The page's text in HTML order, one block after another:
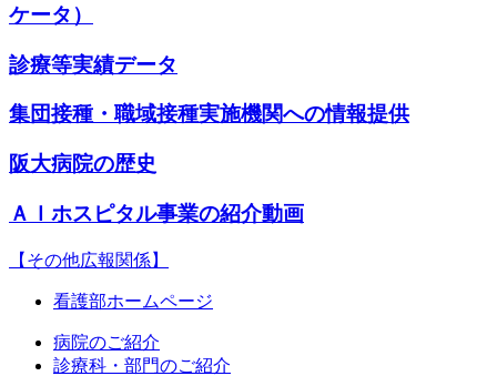
ケータ）
診療等実績データ
集団接種・職域接種実施機関への情報提供
阪大病院の歴史
ＡＩホスピタル事業の紹介動画
【その他広報関係】
看護部ホームページ
病院のご紹介
診療科・部門のご紹介